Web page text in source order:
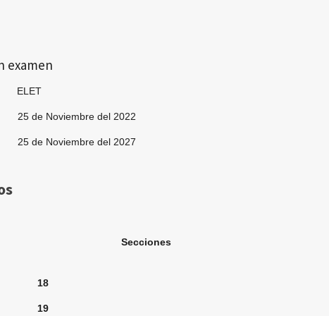
examen
de Noviembre del 2022
de Noviembre del 2027
18
19